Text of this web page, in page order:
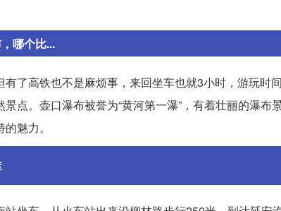
哪个比...
了高铁也不是麻烦事，来回坐车也就3小时，游玩时
点。壶口瀑布被誉为“黄河第一瀑”，有着壮丽的瀑布
魅力。